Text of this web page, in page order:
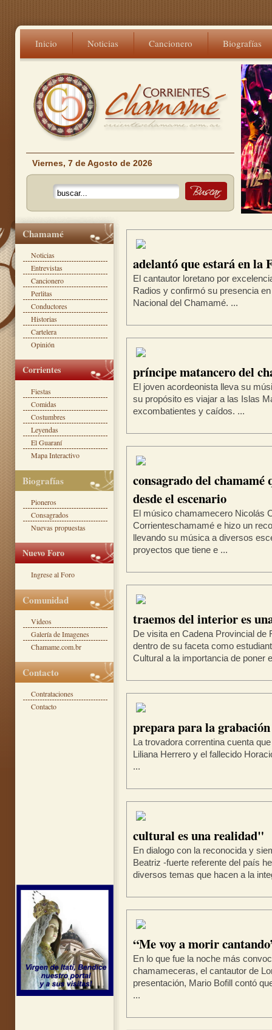
Inicio Noticias Cancionero Biografías
Viernes, 7 de Agosto de 2026
adelantó que estará en la
El cantautor loretano por
Radios y confirmó su presencia
Nacional del Chamamé. ...
príncipe matancero del
El joven acordeonista lleva su
su propósito es viajar a las Islas
excombatientes y caídos. ...
consagrado del chamamé
desde el escenario
El músico chamamecero Nicolás
Corrienteschamamé e hizo un
llevando su música a diversos
proyectos que tiene e ...
traemos del interior es
De visita en Cadena Provincial de
dentro de su faceta como
Cultural a la importancia de poner
prepara para la
La trovadora correntina cuenta
Liliana Herrero y el fallecido
...
cultural es una realidad"
En dialogo con la reconocida y
Beatriz -fuerte referente del país
diversos temas que hacen a la
“Me voy a morir
En lo que fue la noche más
chamameceras, el cantautor de
presentación, Mario Bofill contó
...
Chamamé
Noticias
Entrevistas
Cancionero
Perlitas
Conductores
Historias
Cartelera
Opinión
Corrientes
Fiestas
Comidas
Costumbres
Leyendas
El Guaraní
Mapa Interactivo
Biografías
Pioneros
Consagrados
Nuevas propuestas
Nuevo Foro
Ingrese al Foro
Comunidad
Videos
Galería de Imagenes
Chamame.com.br
Contacto
Contrataciones
Contacto